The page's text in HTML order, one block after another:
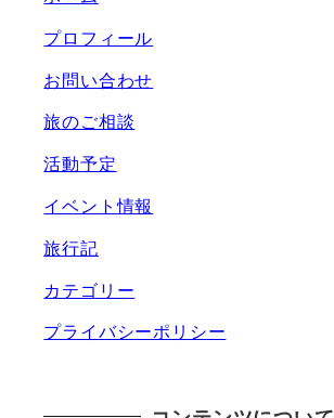
プロフィール
お問い合わせ
旅のご相談
活動予定
イベント情報
旅行記
カテゴリー
プライバシーポリシー